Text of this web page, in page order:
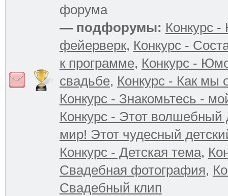
форума
— подфорумы: Конкурс
фейерверк, Конкурс -
к программе, Конкурс -
свадьбе, Конкурс - Как мы
Конкурс - Знакомьтесь -
Конкурс - Этот волшебный
мир! Этот чудесный
Конкурс - Детская тема,
Свадебная фотография,
Свадебный клип